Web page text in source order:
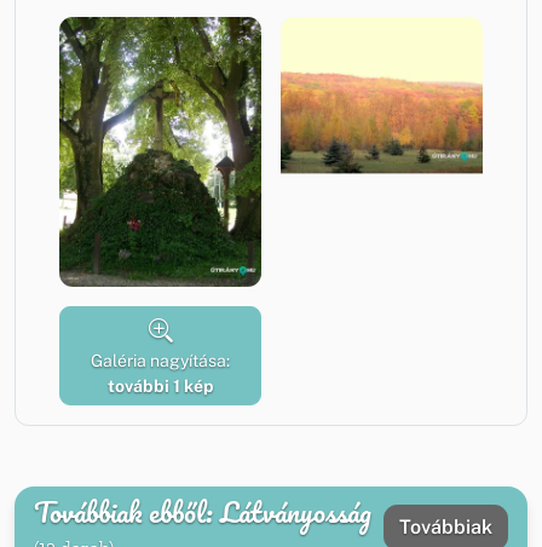
Galéria nagyítása:
további 1 kép
Továbbiak ebből: Látványosság Továbbiak